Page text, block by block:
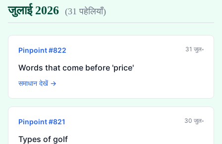
जुलाई 2026 (31 पहेलियाँ)
Pinpoint #822 31 जुल॰
Words that come before 'price'
समाधान देखें →
Pinpoint #821 30 जुल॰
Types of golf